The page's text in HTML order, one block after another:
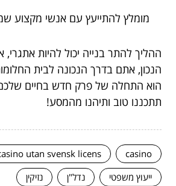
מומלץ להתייעץ עם אנשי מקצוע
ההליך להתר בנייה יכול להיות
הנכון, אתם בדרך הנכונה לבית
הוא התחלה של פרק חדש בחיים
תתכננו טוב ותיהנו מהמסע!
casino
utan svensk licens
ייעוץ משפטי
נדל"ן נזיקין